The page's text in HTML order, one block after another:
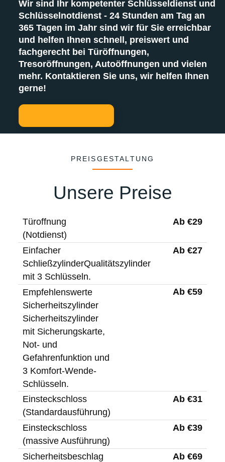
Wir sind Ihr kompetenter Schlüsseldienst und
Schlüsselnotdienst - 24 Stunden am Tag an
365 Tagen im Jahr sind wir für Sie erreichbar
und helfen Ihnen schnell, preiswert und
fachgerecht bei Türöffnungen,
Tresoröffnungen, Autoöffnungen und vielen
mehr. Kontaktieren Sie uns, wir helfen Ihnen
gerne!
PREISGESTALTUNG
Unsere Preise
Türoffnung
(Notdienst)
Ab €29
Einfacher
SchließzylinderQualitätszylinder
mit 3 Schlüsseln.
Ab €27
Empfehlenswerte
Sicherheitszylinder
Sicherheitszylinder
mit Sicherungskarte,
Not- und
Gefahrenfunktion und
3 Komfort-Wende-
Schlüsseln.
Ab €59
Einsteckschloss
(Standardausführung)
Ab €31
Einsteckschloss
(massive Ausführung)
Ab €39
Sicherheitsbeschlag
Ab €69